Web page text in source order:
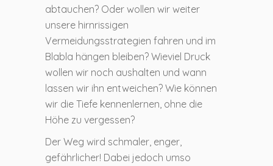
abtauchen? Oder wollen wir weiter
unsere hirnrissigen
Vermeidungsstrategien fahren und im
Blabla hängen bleiben? Wieviel Druck
wollen wir noch aushalten und wann
lassen wir ihn entweichen? Wie können
wir die Tiefe kennenlernen, ohne die
Höhe zu vergessen?
Der Weg wird schmaler, enger,
gefährlicher! Dabei jedoch umso